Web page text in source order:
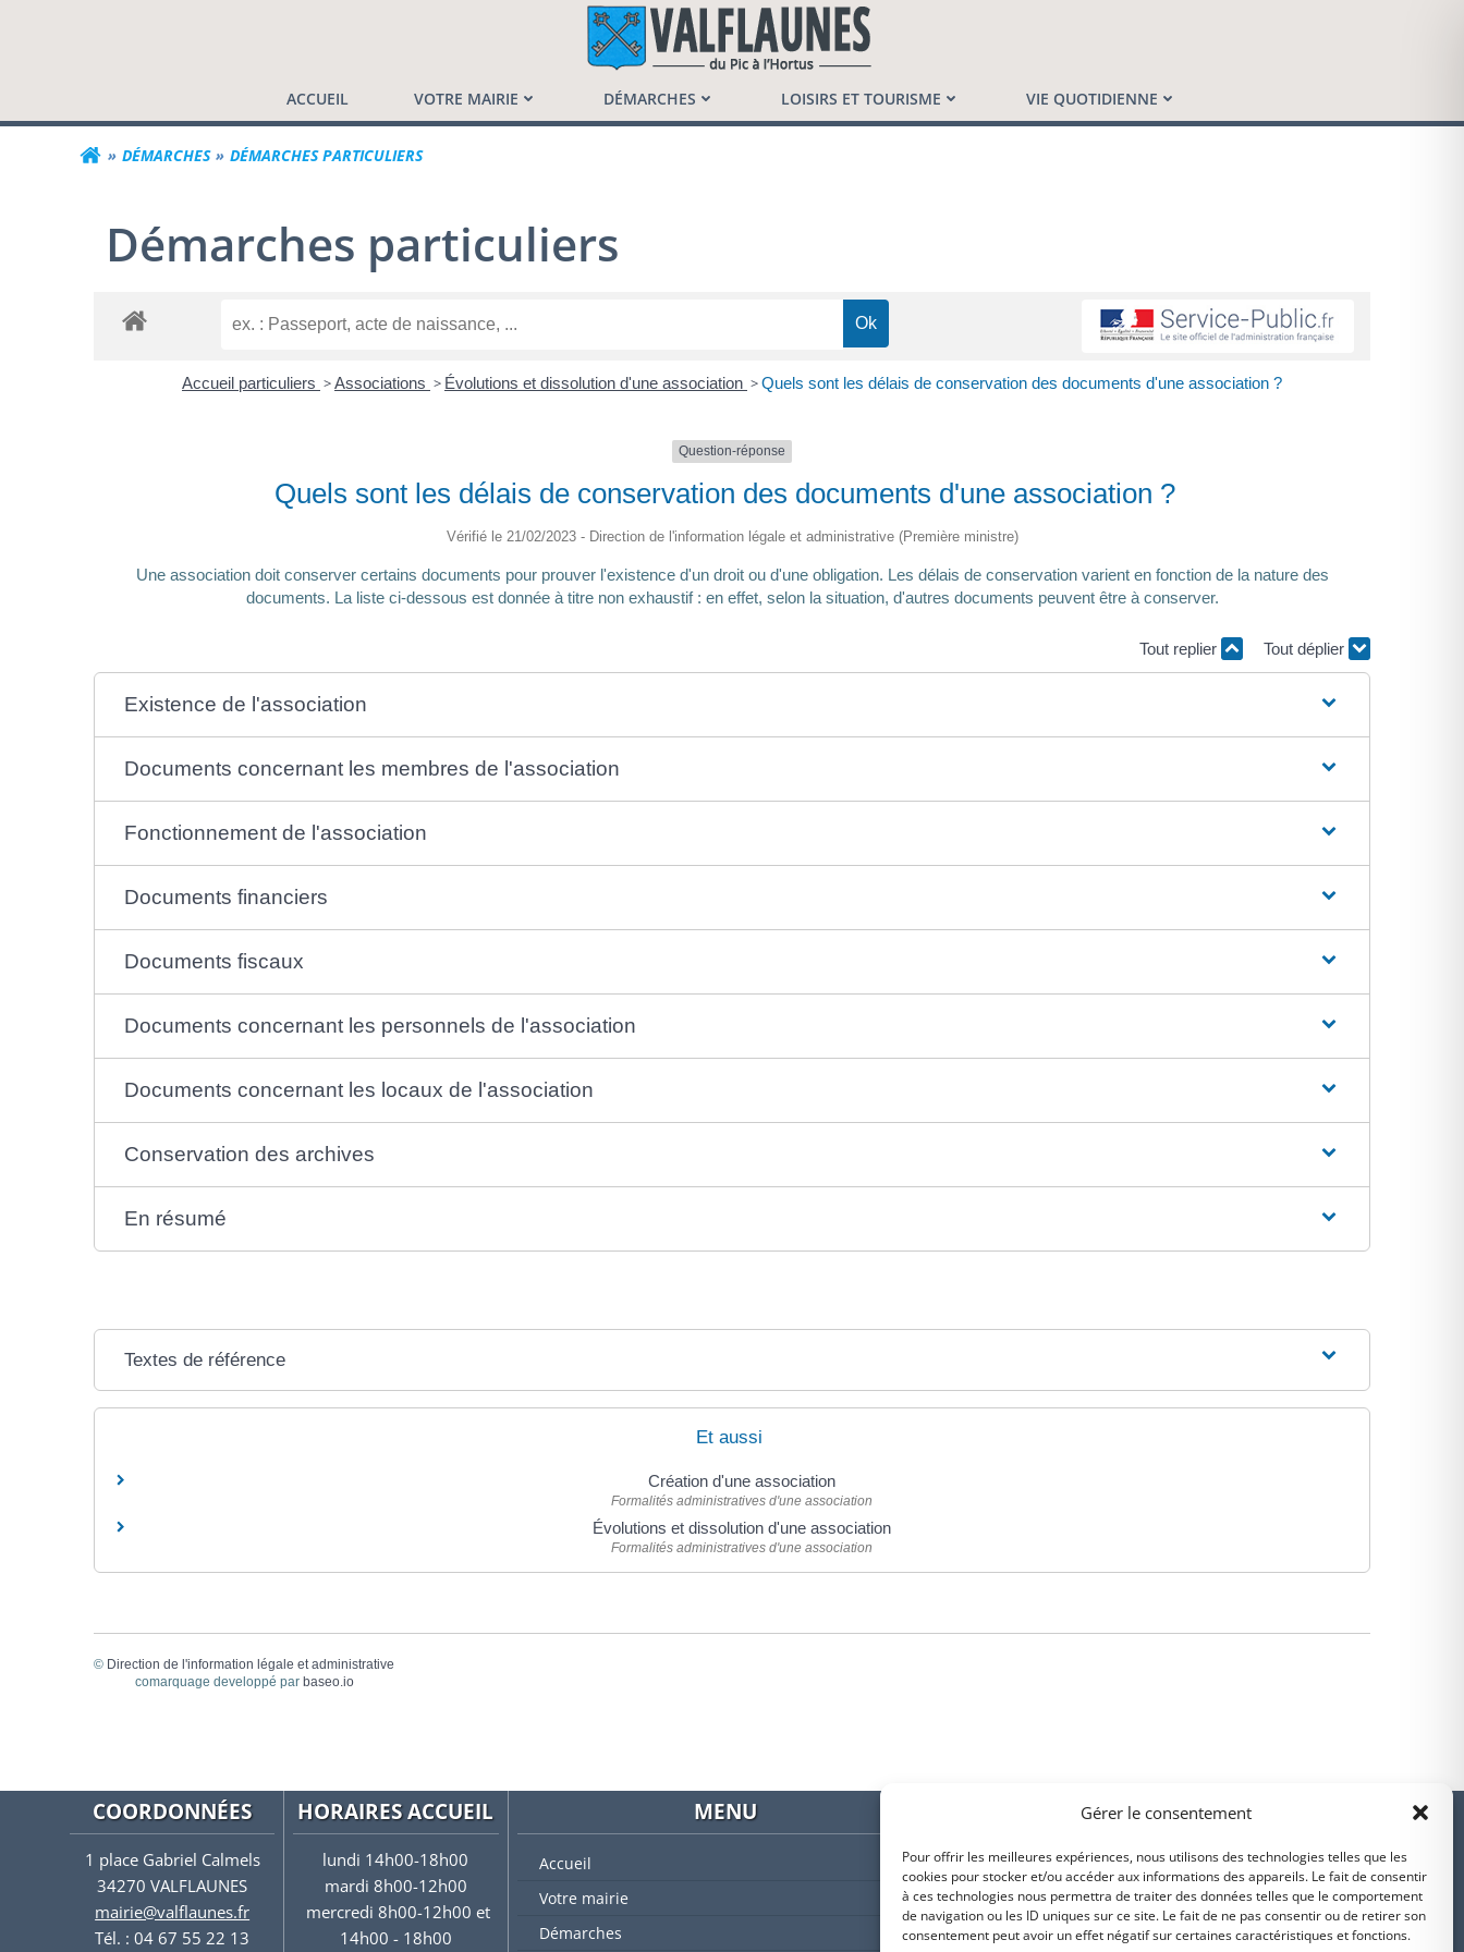
Gérer le consentement
Pour offrir les meilleures expériences, nous utilisons des technologies telles que les
cookies pour stocker et/ou accéder aux informations des appareils. Le fait de consentir
à ces technologies nous permettra de traiter des données telles que le comportement
de navigation ou les ID uniques sur ce site. Le fait de ne pas consentir ou de retirer son
consentement peut avoir un effet négatif sur certaines caractéristiques et fonctions.
Commune de Valflaunès
ACCUEIL VOTRE MAIRIE DÉMARCHES LOISIRS ET TOURISME VIE QUOTIDIENNE
DÉMARCHES DÉMARCHES PARTICULIERS
Démarches particuliers
Accueil particuliers >Associations > Évolutions et dissolution d'une association >Quels sont les délais de conservation des documents d'une association ?
Question-réponse
Quels sont les délais de conservation des documents d'une association ?
Vérifié le 21/02/2023 - Direction de l'information légale et administrative (Première ministre)
Une association doit conserver certains documents pour prouver l'existence d'un droit ou d'une obligation. Les délais de conservation varient en fonction de la nature des
documents. La liste ci-dessous est donnée à titre non exhaustif : en effet, selon la situation, d'autres documents peuvent être à conserver.
Tout replier Tout déplier
Existence de l'association
Documents concernant les membres de l'association
Fonctionnement de l'association
Documents financiers
Documents fiscaux
Documents concernant les personnels de l'association
Documents concernant les locaux de l'association
Conservation des archives
En résumé
Textes de référence
Et aussi
Création d'une association
Formalités administratives d'une association
Évolutions et dissolution d'une association
Formalités administratives d'une association
© Direction de l'information légale et administrative
comarquage developpé par baseo.io
COORDONNÉES
1 place Gabriel Calmels
34270 VALFLAUNES
mairie@valflaunes.fr
Tél. : 04 67 55 22 13
HORAIRES ACCUEIL
lundi 14h00-18h00
mardi 8h00-12h00
mercredi 8h00-12h00 et
14h00 - 18h00
MENU
Accueil
Votre mairie
Démarches
PARTENAIRES
Suivez-nous sur